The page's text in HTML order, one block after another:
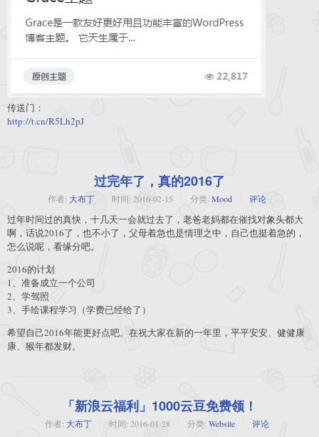
传送门：
http://t.cn/R5Lh2pJ
过完年了，真的2016了
作者: 大布丁 时间: 2016-02-15 分类: Mood 评论
过年时间过的真快，十几天一会就过去了，老爸老妈都在催找对象头都大
啊，话说2016了，也不小了，父母着急也是情理之中，自己也挺着急的，
怎么说呢，看缘分吧。
2016的计划
1、准备成立一个公司
2、学驾照
3、手绘课程学习（学费已经给了）
希望自己2016年能更好点吧。在祝大家在新的一年里，平平安安、健健康
康、猴年都发财。
「新浪云福利」1000云豆免费领！
作者: 大布丁 时间: 2016-01-28 分类: Website 评论